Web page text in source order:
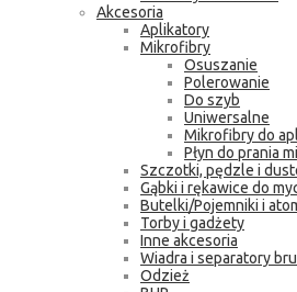
Akcesoria
Aplikatory
Mikrofibry
Osuszanie
Polerowanie
Do szyb
Uniwersalne
Mikrofibry do
Płyn do prania
Szczotki, pędzle i
Gąbki i rękawice do
Butelki/Pojemniki i
Torby i gadżety
Inne akcesoria
Wiadra i separatory
Odzież